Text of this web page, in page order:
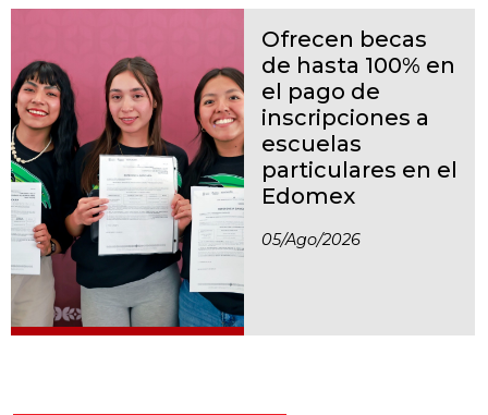
Ofrecen becas
de hasta 100% en
el pago de
inscripciones a
escuelas
particulares en el
Edomex
05/ago/2026